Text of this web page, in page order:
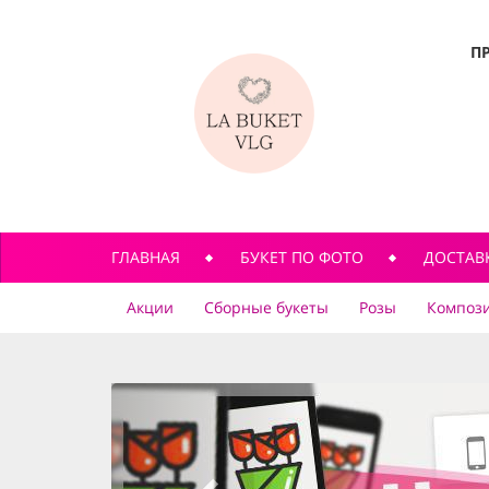
ГЛАВНАЯ БУКЕТ ПО ФОТО
Акции Сборные букеты Розы
previous